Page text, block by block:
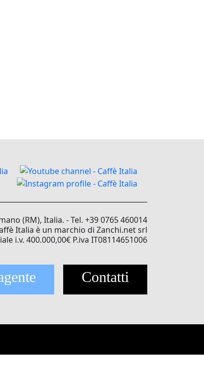
(RM), Italia. - Tel. +39 0765 460014
Italia è un marchio di Zanchi.net srl
i.v. 400.000,00€ P.iva IT08114651006
Contatti